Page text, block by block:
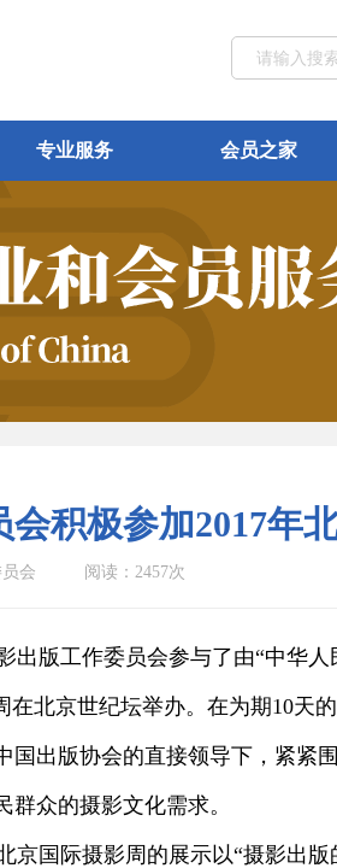
专业服务 会员之家
积极参加2017年
会 阅读：2457次
版工作委员会参与了由“中华
在北京世纪坛举办。在为期10天
国出版协会的直接领导下，紧紧
众的摄影文化需求。
国际摄影周的展示以“摄影出